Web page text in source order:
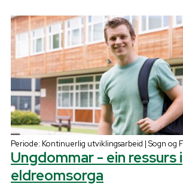
Periode: Kontinuerlig utviklingsarbeid | Sogn og
Ungdommar - ein ressurs i
eldreomsorga